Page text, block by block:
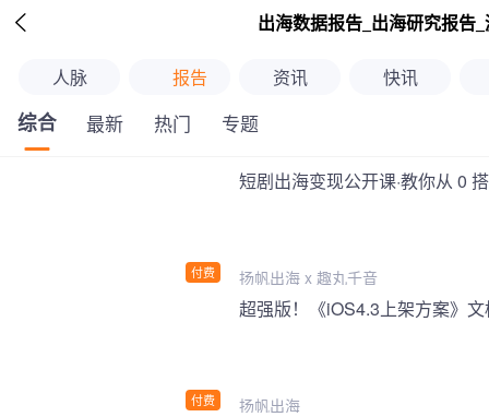
 出海数据报告_出海研究报告
人脉 报告 资讯 快讯
综合 最新 热门 专题
付费
短剧出海变现公开课·教你从 0
扬帆出海 x 趣丸千音
付费 扬帆出海